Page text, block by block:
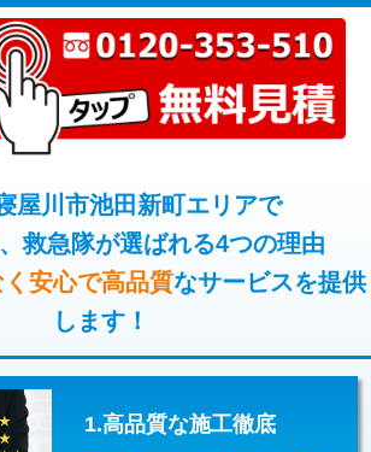
㎝以上） 66,000円
（厚さ10㎝まで） 27,500円
（厚さ10㎝超え） 38,500円
さ10㎝まで） 27,500円
さ10㎝超え） 38,500円
16,500円
まで 33,000円
用/3m超え +3,300円
33,000円
防水処理・清掃・修
加工など（軽作業）
11,000円
防水処理・清掃・修
加工など（中作業）
22,000円
防水処理・清掃・修
加工など（重作業）
33,000円
8,800円～
屋川市池田新町エリアで
救急隊が選ばれる4つの理由
安心で高品質なサービスを提供
します！
1.高品質な施工徹底